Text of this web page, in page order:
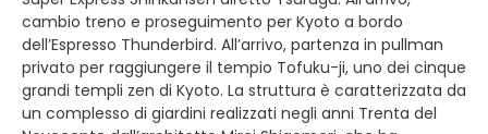
cambio treno e proseguimento per Kyoto a bordo
dell’Espresso Thunderbird. All’arrivo, partenza in pullman
privato per raggiungere il tempio Tofuku-ji, uno dei cinque
grandi templi zen di Kyoto. La struttura è caratterizzata da
un complesso di giardini realizzati negli anni Trenta del